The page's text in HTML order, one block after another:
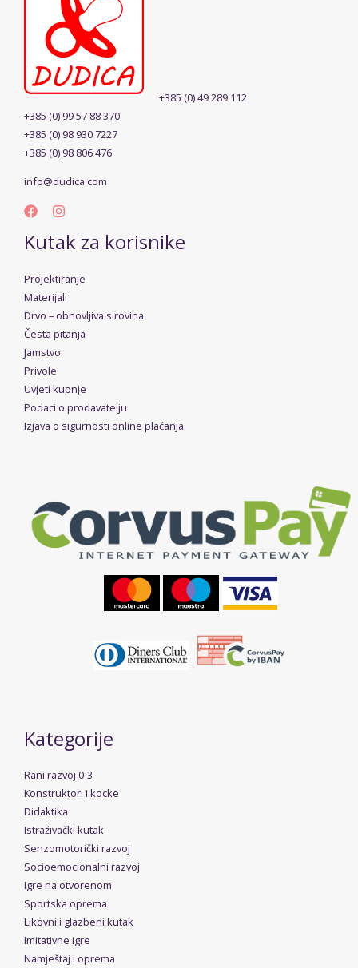
+385 (0) 49 289 112
+385 (0) 99 57 88 370
+385 (0) 98 930 7227
+385 (0) 98 806 476
info@dudica.com
Kutak za korisnike
Projektiranje
Materijali
Drvo – obnovljiva sirovina
Česta pitanja
Jamstvo
Privole
Uvjeti kupnje
Podaci o prodavatelju
Izjava o sigurnosti online plaćanja
Kategorije
Rani razvoj 0-3
Konstruktori i kocke
Didaktika
Istraživački kutak
Senzomotorički razvoj
Socioemocionalni razvoj
Igre na otvorenom
Sportska oprema
Likovni i glazbeni kutak
Imitativne igre
Namještaj i oprema